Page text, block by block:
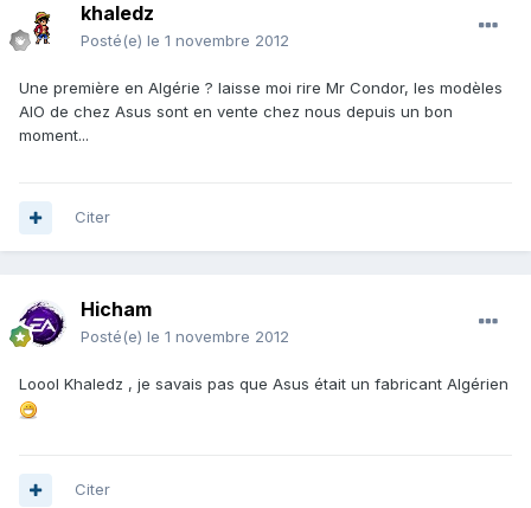
khaledz
Posté(e) le 1 novembre 2012
Une première en Algérie ? laisse moi rire Mr Condor, les modèles
AIO de chez Asus sont en vente chez nous depuis un bon
moment...
Citer
Hicham
Posté(e) le 1 novembre 2012
Loool Khaledz , je savais pas que Asus était un fabricant Algérien
Citer